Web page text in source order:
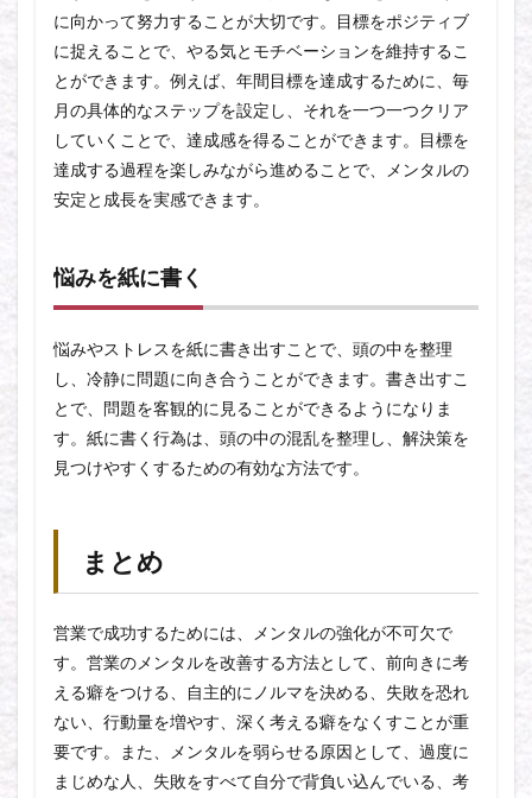
に向かって努力することが大切です。目標をポジティブ
に捉えることで、やる気とモチベーションを維持するこ
とができます。例えば、年間目標を達成するために、毎
月の具体的なステップを設定し、それを一つ一つクリア
していくことで、達成感を得ることができます。目標を
達成する過程を楽しみながら進めることで、メンタルの
安定と成長を実感できます。
悩みを紙に書く
悩みやストレスを紙に書き出すことで、頭の中を整理
し、冷静に問題に向き合うことができます。書き出すこ
とで、問題を客観的に見ることができるようになりま
す。紙に書く行為は、頭の中の混乱を整理し、解決策を
見つけやすくするための有効な方法です。
まとめ
営業で成功するためには、メンタルの強化が不可欠で
す。営業のメンタルを改善する方法として、前向きに考
える癖をつける、自主的にノルマを決める、失敗を恐れ
ない、行動量を増やす、深く考える癖をなくすことが重
要です。また、メンタルを弱らせる原因として、過度に
まじめな人、失敗をすべて自分で背負い込んでいる、考